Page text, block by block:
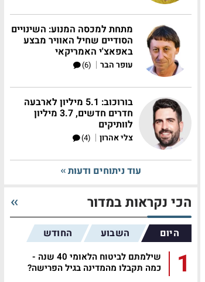
מתחת למכסה המנוע: השינויים
הסודיים שחיל האוויר מבצע
באפאצ'י האמריקאי
עופר הבר |
(6)
בורוכוב: 5.1 מיליון לארבעה
חדרים חדשים, 3.7 מיליון
לוותיקים
צלי אהרון |
(4)
עוד ניתוחים ודעות
הכי נקראות במדור
היום השבוע החודש
1
שילמתם לביטוח הלאומי 40 שנה -
כמה תקבלו מהמדינה בגיל הפרישה?